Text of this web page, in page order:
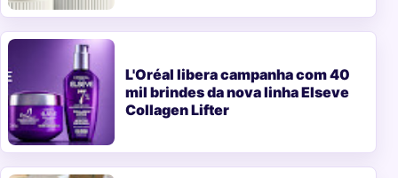
L'Oréal libera campanha com 40
mil brindes da nova linha Elseve
Collagen Lifter